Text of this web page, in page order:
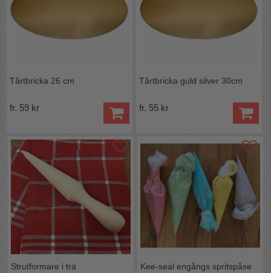
Tårtbricka 26 cm
fr. 59 kr
Tårtbricka guld silver 30cm
fr. 55 kr
Strutformare i trä
Kee-seal engångs spritspåse